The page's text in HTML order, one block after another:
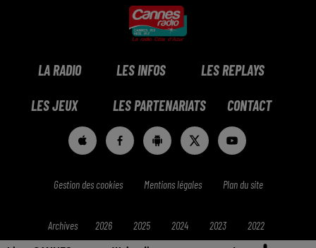
LA RADIO LES INFOS LES REPLAYS
LES JEUX LES PARTENARIATS CONTACT
Gestion des cookies Mentions légales Plan du site
Archives 2026 2025 2024 2023 2022